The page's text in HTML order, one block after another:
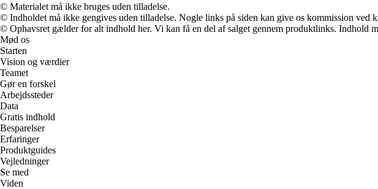
© Materialet må ikke bruges uden tilladelse.
© Indholdet må ikke gengives uden tilladelse. Nogle links på siden kan give os kommission ved
© Ophavsret gælder for alt indhold her. Vi kan få en del af salget gennem produktlinks. Indhold
Mød os
Starten
Vision og værdier
Teamet
Gør en forskel
Arbejdssteder
Data
Gratis indhold
Besparelser
Erfaringer
Produktguides
Vejledninger
Se med
Viden